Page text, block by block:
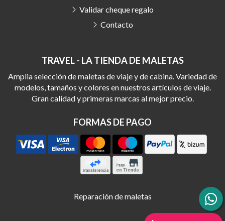
TRAVEL - LA TIENDA DE MALETAS
Amplia selección de maletas de viaje y de cabina. Variedad de
modelos, tamaños y colores en nuestros artículos de viaje.
Gran calidad y primeras marcas al mejor precio.
FORMAS DE PAGO
Validar cheque regalo
Contacto
Reparación de maletas